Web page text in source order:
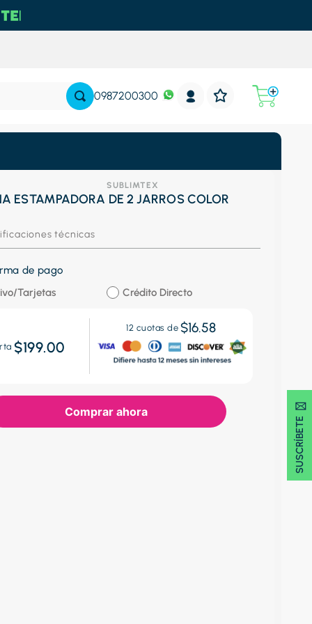
0987200300
SUSCRÍBETE 🖂
SUBLIMTEX
ESTAMPADORA DE 2 JARROS COLOR
técnicas
de pago
Tarjetas
Crédito Directo
$199.00
12 cuotas de $16.58
Comprar ahora